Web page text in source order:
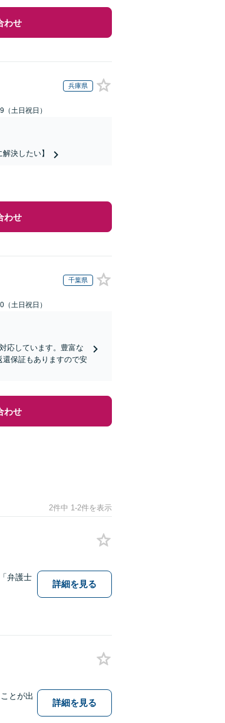
わせ
兵庫県
土日祝日）
決したい】
わせ
千葉県
土日祝日）
応しています。豊富な
保証もありますので安
わせ
2件中 1-2件を表示
弁護士
詳細を見る
とが出
詳細を見る